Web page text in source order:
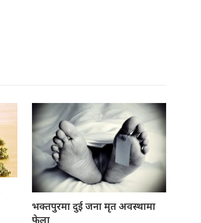
भक्तपुरमा दुई जना मृत अवस्थामा
फेला